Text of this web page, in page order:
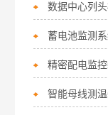
数据中心列
蓄电池监测
精密配电监
智能母线测